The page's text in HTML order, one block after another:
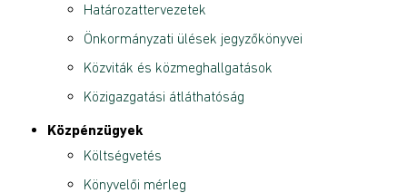
Határozattervezetek
Önkormányzati ülések jegyzőkönyvei
Közviták és közmeghallgatások
Közigazgatási átláthatóság
Közpénzügyek
Költségvetés
Könyvelői mérleg